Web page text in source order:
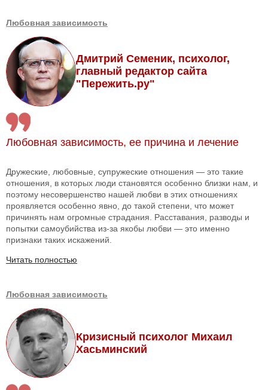
Любовная зависимость
Дмитрий Семеник, психолог,
главный редактор сайта
"Пережить.ру"
Любовная зависимость, ее причина и лечение
Дружеские, любовные, супружеские отношения — это такие
отношения, в которых люди становятся особенно близки нам, и
поэтому несовершенство нашей любви в этих отношениях
проявляется особенно явно, до такой степени, что может
причинять нам огромные страдания. Расставания, разводы и
попытки самоубийства из-за якобы любви — это именно
признаки таких искажений.
Читать полностью
Любовная зависимость
Кризисный психолог Михаил
Хасьминский